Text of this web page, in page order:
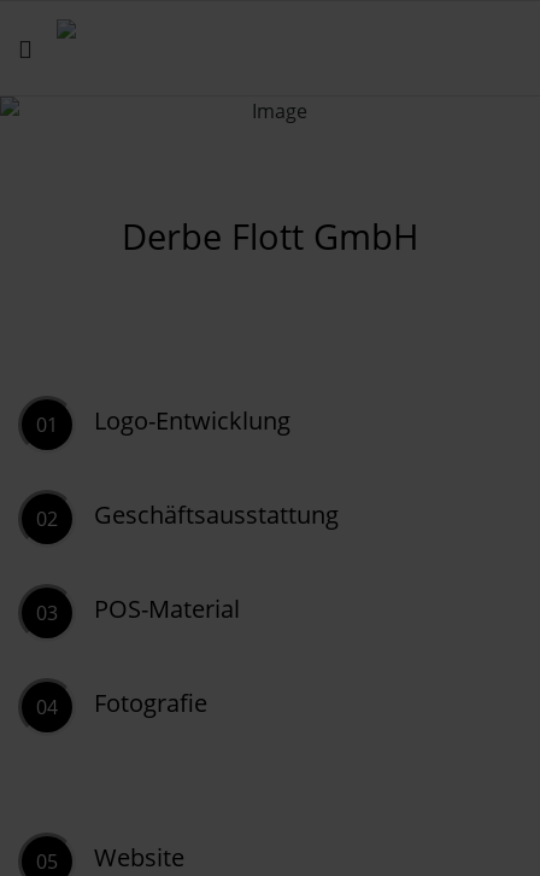
Derbe Flott GmbH
01 Logo-Entwicklung
02 Geschäftsausstattung
03 POS-Material
04 Fotografie
05 Website